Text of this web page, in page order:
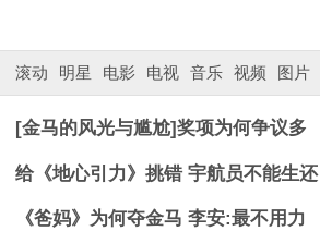
滚动 明星 电影 电视 音乐 视频 图片
[金马的风光与尴尬]奖项为何争议多
给《地心引力》挑错 宇航员不能生还
《爸妈》为何夺金马 李安:最不用力